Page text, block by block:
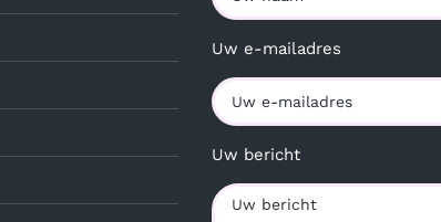
Uw e-mailadres
Uw bericht